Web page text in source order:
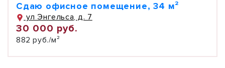
Сдаю офисное помещение, 34 м²
ул Энгельса, д. 7
30 000 руб.
882 руб./м²